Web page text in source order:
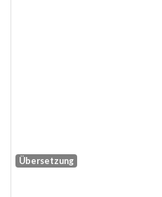
Übersetzung